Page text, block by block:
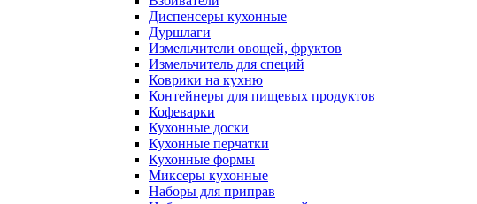
Диспенсеры кухонные
Дуршлаги
Измельчители овощей, фруктов
Измельчитель для специй
Коврики на кухню
Контейнеры для пищевых продуктов
Кофеварки
Кухонные доски
Кухонные перчатки
Кухонные формы
Миксеры кухонные
Наборы для приправ